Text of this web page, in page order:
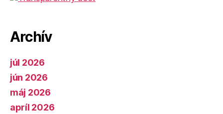
Archív
júl 2026
jún 2026
máj 2026
apríl 2026